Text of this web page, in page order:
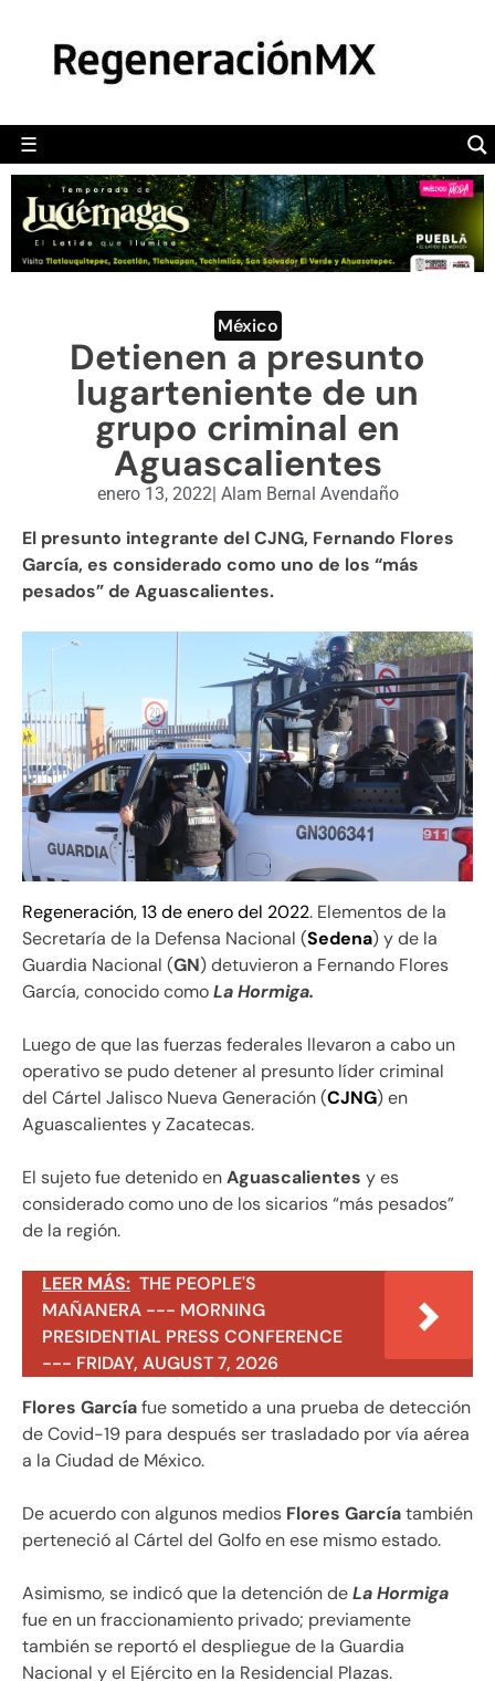
☰
POLÍTICA
CAMALEÓN
OPINIÓN
DEPORTES
ENGLISH SECTION
VIDEOS
México
Detienen a presunto
lugarteniente de un
grupo criminal en
Aguascalientes
enero 13, 2022| Alam Bernal Avendaño
El presunto integrante del CJNG, Fernando Flores
García, es considerado como uno de los “más
pesados” de Aguascalientes.
Regeneración, 13 de enero del 2022. Elementos de la
Secretaría de la Defensa Nacional (Sedena) y de la
Guardia Nacional (GN) detuvieron a Fernando Flores
García, conocido comoLa Hormiga.
Luego de que las fuerzas federales llevaron a cabo un
operativo se pudo detener al presunto líder criminal
del Cártel Jalisco Nueva Generación (CJNG) en
Aguascalientes y Zacatecas.
El sujeto fue detenido enAguascalientes y es
considerado como uno de los sicarios “más pesados”
de la región.
LEER MÁS: THE PEOPLE'S
MAÑANERA --- MORNING
PRESIDENTIAL PRESS CONFERENCE
--- FRIDAY, AUGUST 7, 2026
Flores Garcíafue sometido a una prueba de detección
de Covid-19 para después ser trasladado por vía aérea
a la Ciudad de México.
De acuerdo con algunos medios Flores Garcíatambién
perteneció al Cártel del Golfo en ese mismo estado.
Asimismo, se indicó que la detención deLa Hormiga
fue en un fraccionamiento privado; previamente
también se reportó el despliegue de la Guardia
Nacional y el Ejército en la Residencial Plazas.